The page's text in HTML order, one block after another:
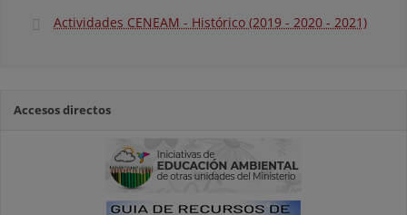
Actividades CENEAM - Histórico (2019 - 2020 - 2021)
Accesos directos